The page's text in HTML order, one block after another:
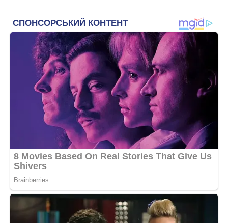
Фото ілюстративне – klevo
Сподобалась стаття? Поділіться з друзями на Facebook